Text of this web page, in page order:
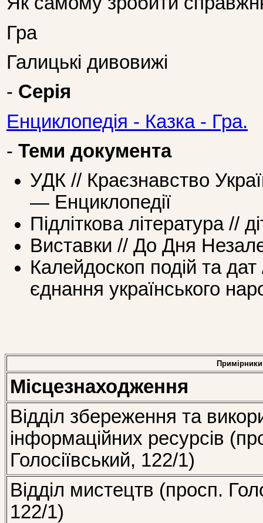
Гра
Галицькі дивовижі
- Серія
Енциклопедія - Казка - Гра.
- Теми документа
УДК // Краєзнавство
— Енциклопедії
Підліткова література //
Виставки // До Дня
Калейдоскоп подій та
єднання українського
Примірники
Місцезнаходження
Відділ збереження та
інформаційних ресурсів
Голосіївський, 122/1)
Відділ мистецтв (просп.
122/1)